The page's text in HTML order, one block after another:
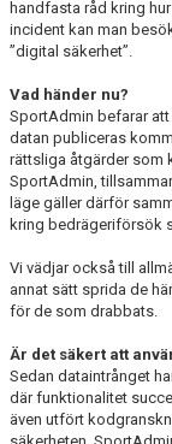
handfasta råd kring
incident kan man
”digital säkerhet”.
Vad händer nu?
SportAdmin befarar
datan publiceras
rättsliga åtgärder som
SportAdmin,
läge gäller därför
kring bedrägeriförsök
Vi vädjar också till
annat sätt sprida de
för de som drabbats.
Är det säkert att
Sedan dataintrånget
där funktionalitet
även utfört